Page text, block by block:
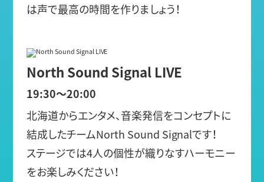
は声で最高の時間を作りましょう！
North Sound Signal LIVE
19:30～20:00
北海道からエンタメ、音楽発信をコンセプトに
結成したチームNorth Sound Signalです！
ステージでは4人の個性が織りなすハーモニー
をお楽しみください！